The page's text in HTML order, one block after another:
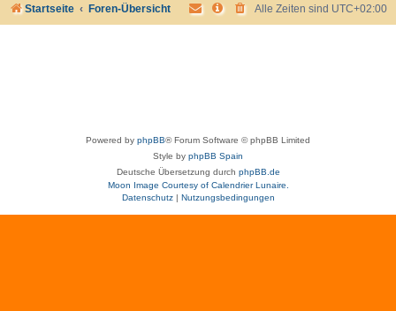
Startseite Foren-Übersicht Alle Zeiten sind UTC+02:00
Powered by phpBB® Forum Software © phpBB Limited
Style by phpBB Spain
Deutsche Übersetzung durch phpBB.de
Moon Image Courtesy of Calendrier Lunaire.
Datenschutz| Nutzungsbedingungen